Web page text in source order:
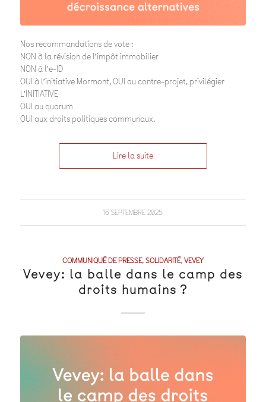
Nos recommandations de vote :
NON à la révision de l’impôt immobilier
NON à l’e-ID
OUI à l’initiative Mormont, OUI au contre-projet, privilégier
L’INITIATIVE
OUI au quorum
OUI aux droits politiques communaux.
Lire la suite
16 SEPTEMBRE 2025
COMMUNIQUÉ DE PRESSE,SOLIDARITÉ,VEVEY
Vevey: la balle dans le camp des
droits humains ?